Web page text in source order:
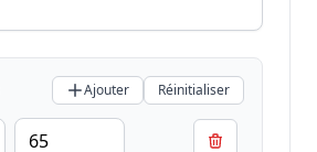
Ajouter Réinitialiser